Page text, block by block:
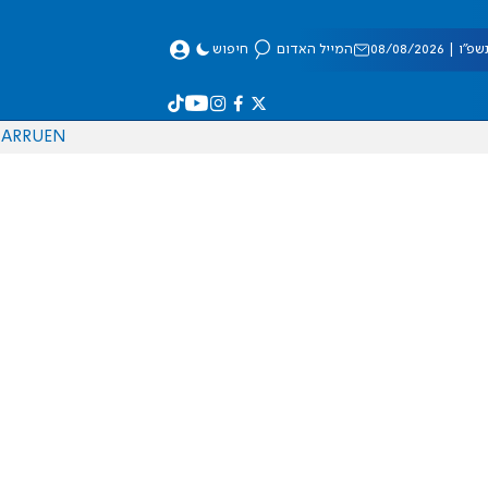
08/2026 המייל האדום חיפוש
EN
RU
AR